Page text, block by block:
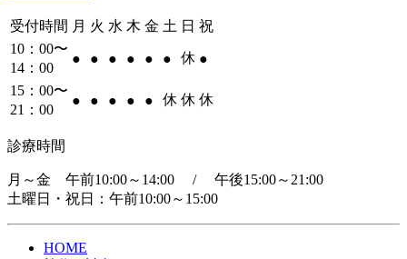
受付時間 月 火 水 木 金 土 日 祝
10：00〜
14：00
● ● ● ● ● ● 休 ●
15：00〜
21：00
● ● ● ● ● 休 休 休
診療時間
月～金 午前10:00～14:00 / 午後15:00～21:00
土曜日・祝日：午前10:00～15:00
HOME